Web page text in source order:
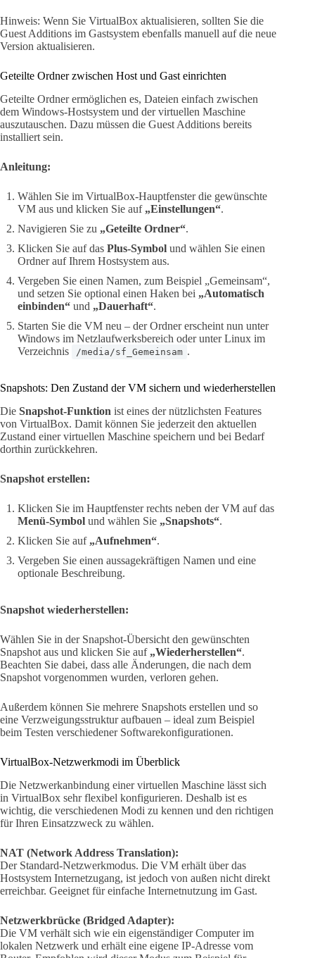
Hinweis: Wenn Sie VirtualBox aktualisieren, sollten Sie die
Guest Additions im Gastsystem ebenfalls manuell auf die neue
Version aktualisieren.
Geteilte Ordner zwischen Host und Gast einrichten
Geteilte Ordner ermöglichen es, Dateien einfach zwischen
dem Windows-Hostsystem und der virtuellen Maschine
auszutauschen. Dazu müssen die Guest Additions bereits
installiert sein.
Anleitung:
Wählen Sie im VirtualBox-Hauptfenster die gewünschte
VM aus und klicken Sie auf „Einstellungen“.
Navigieren Sie zu „Geteilte Ordner“.
Klicken Sie auf das Plus-Symbol und wählen Sie einen
Ordner auf Ihrem Hostsystem aus.
Vergeben Sie einen Namen, zum Beispiel „Gemeinsam“,
und setzen Sie optional einen Haken bei „Automatisch
einbinden“ und „Dauerhaft“.
Starten Sie die VM neu – der Ordner erscheint nun unter
Windows im Netzlaufwerksbereich oder unter Linux im
Verzeichnis
/media/sf_Gemeinsam .
Snapshots: Den Zustand der VM sichern und wiederherstellen
Die Snapshot-Funktion ist eines der nützlichsten Features
von VirtualBox. Damit können Sie jederzeit den aktuellen
Zustand einer virtuellen Maschine speichern und bei Bedarf
dorthin zurückkehren.
Snapshot erstellen:
Klicken Sie im Hauptfenster rechts neben der VM auf das
Menü-Symbol und wählen Sie „Snapshots“.
Klicken Sie auf „Aufnehmen“.
Vergeben Sie einen aussagekräftigen Namen und eine
optionale Beschreibung.
Snapshot wiederherstellen:
Wählen Sie in der Snapshot-Übersicht den gewünschten
Snapshot aus und klicken Sie auf „Wiederherstellen“.
Beachten Sie dabei, dass alle Änderungen, die nach dem
Snapshot vorgenommen wurden, verloren gehen.
Außerdem können Sie mehrere Snapshots erstellen und so
eine Verzweigungsstruktur aufbauen – ideal zum Beispiel
beim Testen verschiedener Softwarekonfigurationen.
VirtualBox-Netzwerkmodi im Überblick
Die Netzwerkanbindung einer virtuellen Maschine lässt sich
in VirtualBox sehr flexibel konfigurieren. Deshalb ist es
wichtig, die verschiedenen Modi zu kennen und den richtigen
für Ihren Einsatzzweck zu wählen.
NAT (Network Address Translation):
Der Standard-Netzwerkmodus. Die VM erhält über das
Hostsystem Internetzugang, ist jedoch von außen nicht direkt
erreichbar. Geeignet für einfache Internetnutzung im Gast.
Netzwerkbrücke (Bridged Adapter):
Die VM verhält sich wie ein eigenständiger Computer im
lokalen Netzwerk und erhält eine eigene IP-Adresse vom